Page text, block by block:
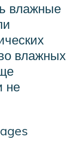
влажные
влажных
не